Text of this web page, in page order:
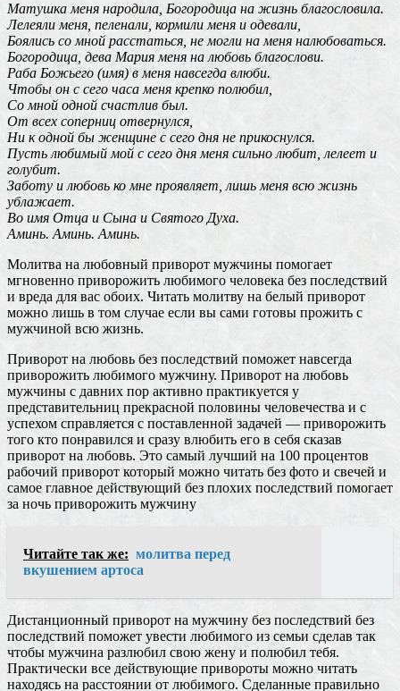
Матушка меня народила, Богородица на жизнь благословила.
Лелеяли меня, пеленали, кормили меня и одевали,
Боялись со мной расстаться, не могли на меня налюбоваться.
Богородица, дева Мария меня на любовь благослови.
Раба Божьего (имя) в меня навсегда влюби.
Чтобы он с сего часа меня крепко полюбил,
Со мной одной счастлив был.
От всех соперниц отвернулся,
Ни к одной бы женщине с сего дня не прикоснулся.
Пусть любимый мой с сего дня меня сильно любит, лелеет и
голубит.
Заботу и любовь ко мне проявляет, лишь меня всю жизнь
ублажает.
Во имя Отца и Сына и Святого Духа.
Аминь. Аминь. Аминь.
Молитва на любовный приворот мужчины помогает
мгновенно приворожить любимого человека без последствий
и вреда для вас обоих. Читать молитву на белый приворот
можно лишь в том случае если вы сами готовы прожить с
мужчиной всю жизнь.
Приворот на любовь без последствий поможет навсегда
приворожить любимого мужчину. Приворот на любовь
мужчины с давних пор активно практикуется у
представительниц прекрасной половины человечества и с
успехом справляется с поставленной задачей — приворожить
того кто понравился и сразу влюбить его в себя сказав
приворот на любовь. Это самый лучший на 100 процентов
рабочий приворот который можно читать без фото и свечей и
самое главное действующий без плохих последствий помогает
за ночь приворожить мужчину
Читайте так же: молитва перед
вкушением артоса
Дистанционный приворот на мужчину без последствий без
последствий поможет увести любимого из семьи сделав так
чтобы мужчина разлюбил свою жену и полюбил тебя.
Практически все действующие привороты можно читать
находясь на расстоянии от любимого. Сделанные правильно